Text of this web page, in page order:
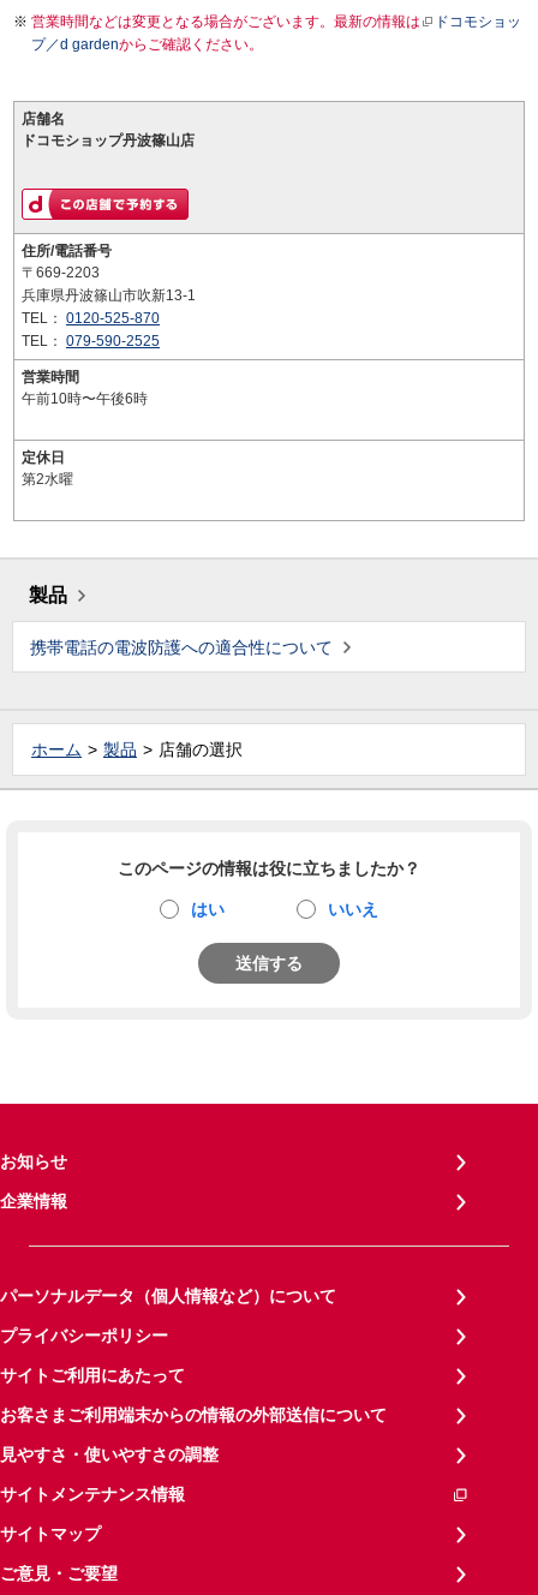
営業時間などは変更となる場合がございます。最新の情報は
ドコモショッ
プ／d gardenからご確認ください。
店舗名
ドコモショップ丹波篠山店
住所/電話番号
〒669-2203
兵庫県丹波篠山市吹新13-1
TEL： 0120-525-870
TEL： 079-590-2525
営業時間
午前10時〜午後6時
定休日
第2水曜
製品
携帯電話の電波防護への適合性について
ホーム 製品 店舗の選択
このページの情報は役に立ちましたか？
はい いいえ
送信する
お知らせ
企業情報
パーソナルデータ（個人情報など）について
プライバシーポリシー
サイトご利用にあたって
お客さまご利用端末からの情報の外部送信について
見やすさ・使いやすさの調整
サイトメンテナンス情報
サイトマップ
ご意見・ご要望